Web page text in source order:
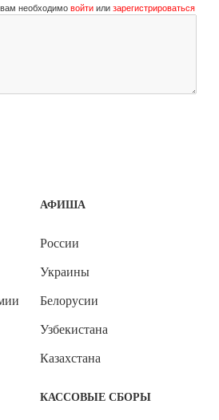
необходимо войти или зарегистрироваться
АФИША
России
Украины
Белорусии
Узбекистана
Казахстана
КАССОВЫЕ СБОРЫ